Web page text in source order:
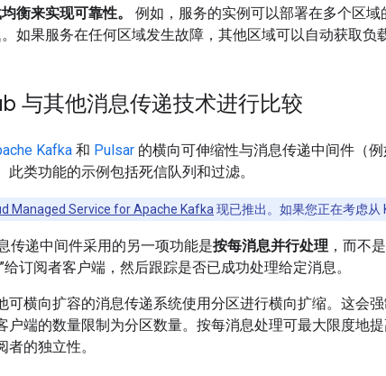
衡来实现可靠性。
例如，服务的实例可以部署在多个区域
如果服务在任何区域发生故障，其他区域可以自动获取负载
与其他消息传递技术进行比较
Kafka 和 Pulsar 的横向可伸缩性与消息传递中间件（例
此类功能的示例包括死信队列和过滤。
Managed Service for Apache Kafka 现已推出。如果您正在考虑
传递中间件采用的另一项功能是按每消息并行处理 ，而不
给订阅者客户端，然后跟踪是否已成功处理给定消息。
可横向扩容的消息传递系统使用分区进行横向扩缩。这会
户端的数量限制为分区数量。按每消息处理可最大限度地
的独立性。